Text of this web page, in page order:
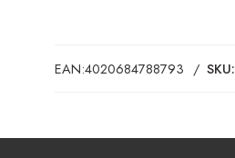
EAN:4020684788793 SKU: